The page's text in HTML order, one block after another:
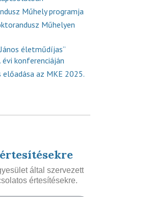
Műhely programja
Műhelyen
életműdíjas”
konferenciáján
az MKE 2025.
által szervezett
értesítésekre.